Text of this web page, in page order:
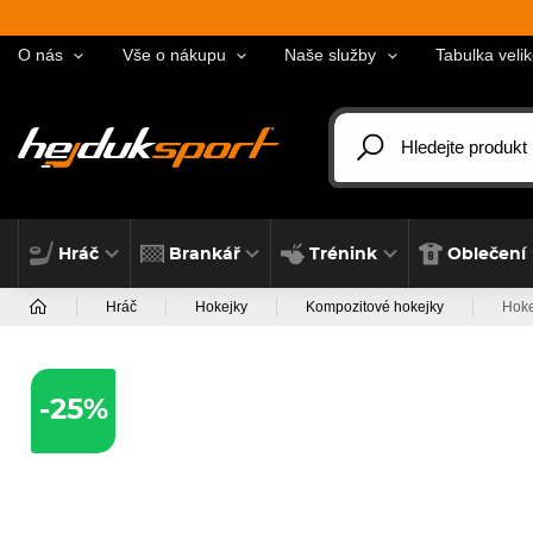
O nás Vše o nákupu Naše služby Tabulka
Hráč Brankář Trénink Oblečení
Hráč Hokejky Kompozitové hokejky
-25%